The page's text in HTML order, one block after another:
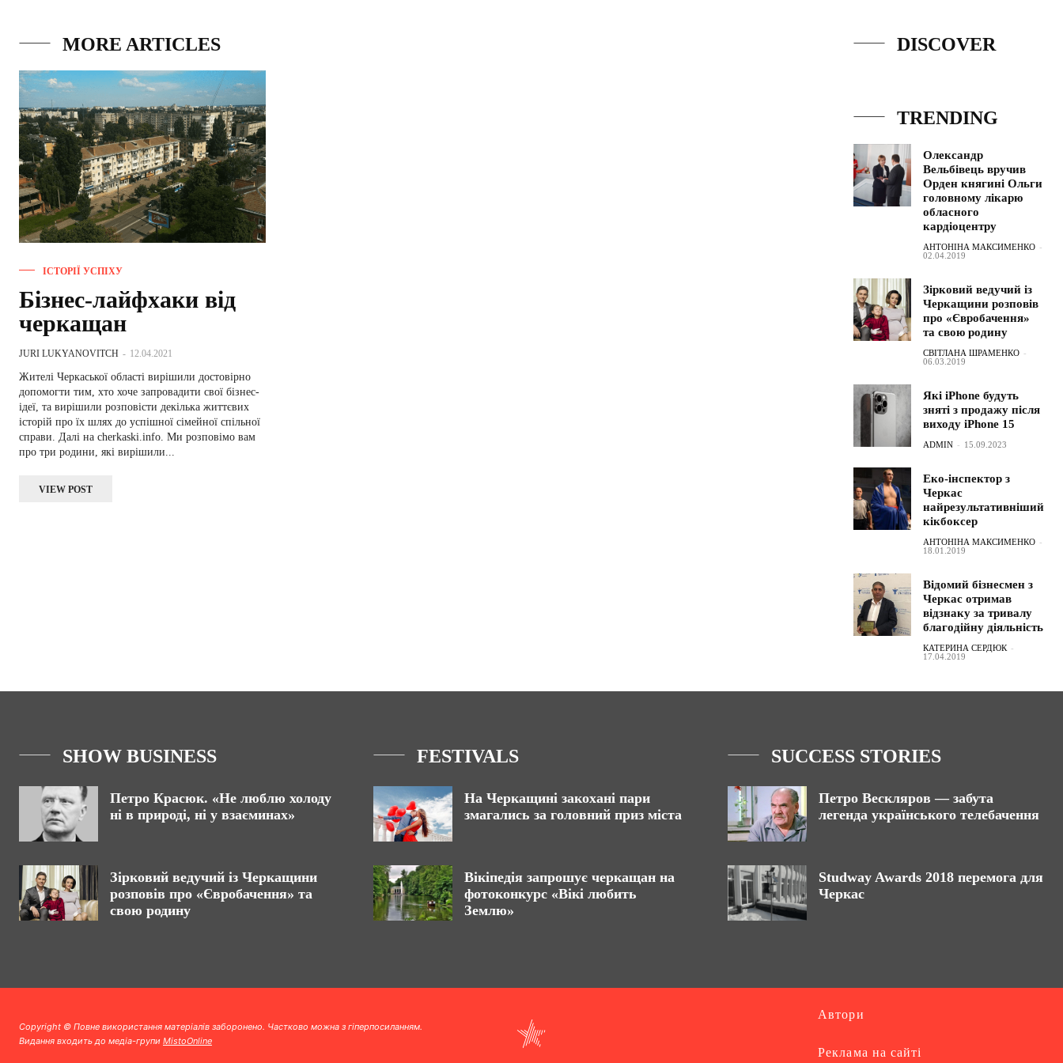
MORE ARTICLES
ІСТОРІЇ УСПІХУ
Бізнес-лайфхаки від
черкащан
JURI LUKYANOVITCH - 12.04.2021
Жителі Черкаської області вирішили достовірно
допомогти тим, хто хоче запровадити свої бізнес-
ідеї, та вирішили розповісти декілька життєвих
історій про їх шлях до успішної сімейної спільної
справи. Далі на cherkaski.info. Ми розповімо вам
про три родини, які вирішили...
VIEW POST
DISCOVER
TRENDING
Олександр
Вельбівець вручив
Орден княгині Ольги
головному лікарю
обласного
кардіоцентру
АНТОНІНА МАКСИМЕНКО -
02.04.2019
Зірковий ведучий із
Черкащини розповів
про «Євробачення»
та свою родину
СВІТЛАНА ШРАМЕНКО -
06.03.2019
Які iPhone будуть
зняті з продажу після
виходу iPhone 15
ADMIN - 15.09.2023
Еко-інспектор з
Черкас
найрезультативніший
кікбоксер
АНТОНІНА МАКСИМЕНКО -
18.01.2019
Відомий бізнесмен з
Черкас отримав
відзнаку за тривалу
благодійну діяльність
КАТЕРИНА СЕРДЮК -
17.04.2019
SHOW BUSINESS
Петро Красюк. «Не люблю холоду
ні в природі, ні у взаєминах»
Зірковий ведучий із Черкащини
розповів про «Євробачення» та
свою родину
FESTIVALS
На Черкащині закохані пари
змагались за головний приз міста
Вікіпедія запрошує черкащан на
фотоконкурс «Вікі любить
Землю»
SUCCESS STORIES
Петро Вескляров — забута
легенда українського телебачення
Studway Awards 2018 перемога для
Черкас
Copyright © Повне використання матеріалів заборонено. Частково можна з гіперпосиланням.
Видання входить до медіа-групи MistoOnline
Автори
Реклама на сайті